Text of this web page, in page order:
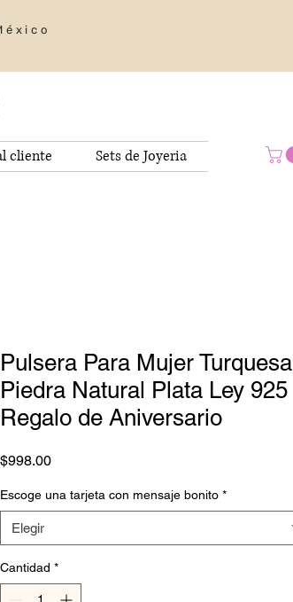
cliente Sets de Joyeria
Pulsera Para Mujer Turquesa
Piedra Natural Plata Ley 925
Regalo de Aniversario
$998.00Precio
Escoge una tarjeta con mensaje bonito *
Elegir
Cantidad *